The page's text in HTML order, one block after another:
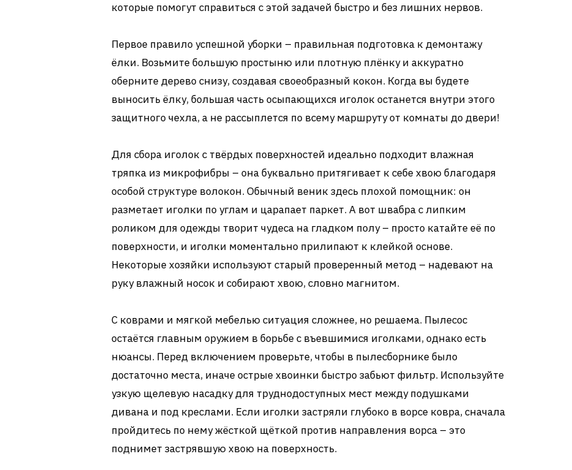
которые помогут справиться с этой задачей быстро и без лишних нервов.
Первое правило успешной уборки – правильная подготовка к демонтажу
ёлки. Возьмите большую простыню или плотную плёнку и аккуратно
оберните дерево снизу, создавая своеобразный кокон. Когда вы будете
выносить ёлку, большая часть осыпающихся иголок останется внутри этого
защитного чехла, а не рассыплется по всему маршруту от комнаты до двери!
Для сбора иголок с твёрдых поверхностей идеально подходит влажная
тряпка из микрофибры – она буквально притягивает к себе хвою благодаря
особой структуре волокон. Обычный веник здесь плохой помощник: он
разметает иголки по углам и царапает паркет. А вот швабра с липким
роликом для одежды творит чудеса на гладком полу – просто катайте её по
поверхности, и иголки моментально прилипают к клейкой основе.
Некоторые хозяйки используют старый проверенный метод – надевают на
руку влажный носок и собирают хвою, словно магнитом.
С коврами и мягкой мебелью ситуация сложнее, но решаема. Пылесос
остаётся главным оружием в борьбе с въевшимися иголками, однако есть
нюансы. Перед включением проверьте, чтобы в пылесборнике было
достаточно места, иначе острые хвоинки быстро забьют фильтр. Используйте
узкую щелевую насадку для труднодоступных мест между подушками
дивана и под креслами. Если иголки застряли глубоко в ворсе ковра, сначала
пройдитесь по нему жёсткой щёткой против направления ворса – это
поднимет застрявшую хвою на поверхность.